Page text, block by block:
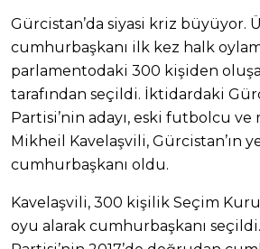
Gürcistan’da siyasi kriz büyüyor.
cumhurbaşkanı ilk kez halk
parlamentodaki 300 kişiden
tarafından seçildi. İktidardaki
Partisi’nin adayı, eski futbolcu
Mikheil Kavelaşvili, Gürcistan’ın
cumhurbaşkanı oldu.
Kavelaşvili, 300 kişilik Seçim
oyu alarak cumhurbaşkanı